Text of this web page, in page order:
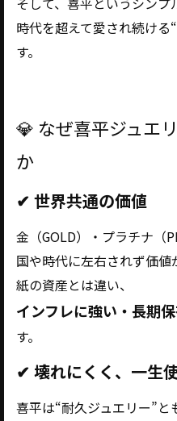
時代を超えて愛され続け
す。
💎 なぜ喜平ジュエ
か
✔ 世界共通の価値
金（GOLD）・プラチナ（
国や時代に左右されず価値
紙の資産とは違い、
インフレに強い・長期
す。
✔ 壊れにくく、一生
喜平は“耐久ジュエリー”と